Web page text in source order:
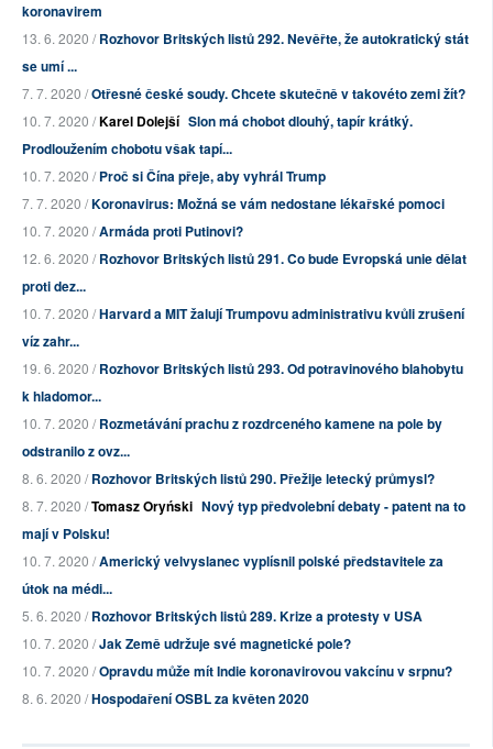
koronavirem
13. 6. 2020 /Rozhovor Britských listů 292. Nevěřte, že autokratický stát
se umí ...
7. 7. 2020 /Otřesné české soudy. Chcete skutečně v takovéto zemi žít?
10. 7. 2020 /Karel Dolejší Slon má chobot dlouhý, tapír krátký.
Prodloužením chobotu však tapí...
10. 7. 2020 /Proč si Čína přeje, aby vyhrál Trump
7. 7. 2020 /Koronavirus: Možná se vám nedostane lékařské pomoci
10. 7. 2020 /Armáda proti Putinovi?
12. 6. 2020 /Rozhovor Britských listů 291. Co bude Evropská unie dělat
proti dez...
10. 7. 2020 /Harvard a MIT žalují Trumpovu administrativu kvůli zrušení
víz zahr...
19. 6. 2020 /Rozhovor Britských listů 293. Od potravinového blahobytu
k hladomor...
10. 7. 2020 /Rozmetávání prachu z rozdrceného kamene na pole by
odstranilo z ovz...
8. 6. 2020 /Rozhovor Britských listů 290. Přežije letecký průmysl?
8. 7. 2020 /Tomasz Oryński Nový typ předvolební debaty - patent na to
mají v Polsku!
10. 7. 2020 /Americký velvyslanec vyplísnil polské představitele za
útok na médi...
5. 6. 2020 /Rozhovor Britských listů 289. Krize a protesty v USA
10. 7. 2020 /Jak Země udržuje své magnetické pole?
10. 7. 2020 /Opravdu může mít Indie koronavirovou vakcínu v srpnu?
8. 6. 2020 /Hospodaření OSBL za květen 2020